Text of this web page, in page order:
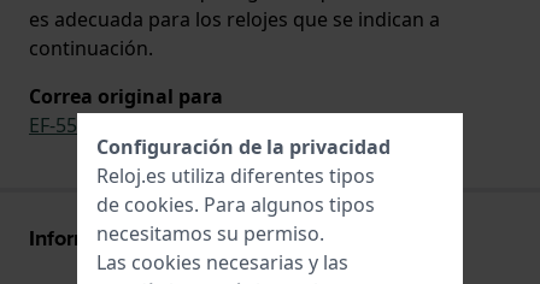
es adecuada para los relojes que se indican a
continuación.
Correa original para
EF-550PB-1AV
Información Correa
Configuración de la privacidad
Reloj.es utiliza diferentes tipos
de cookies. Para algunos tipos
necesitamos su permiso.
Las cookies necesarias y las